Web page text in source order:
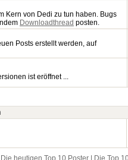
Kern von Dedi zu tun haben. Bugs
Downloadthread posten.
Posts erstellt werden, auf
ist eröffnet ...
Die heutigen Top 10 Poster Die Top